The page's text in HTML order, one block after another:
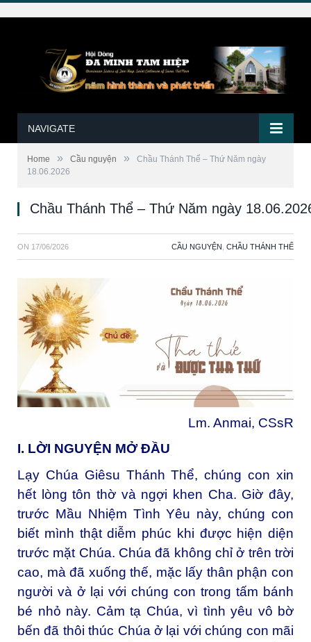
NAVIGATE
Home » Cầu nguyện »
Chầu Thánh Thể – Thứ Năm ngày
18.06.2026
Chầu Thánh Thể – Thứ Năm ngày
ON 17/06/2026 CẦU NGUYỆN CHẦU THÁNH THỂ
Lm. Anmai, CSsR
I. LỜI NGUYỆN MỞ ĐẦU
Lạy Chúa Giêsu Thánh Thể, chúng con xin
hết lòng tôn thờ và ngợi khen Cha. Giờ đây,
trước Mầu Nhiệm Tình Yêu này, chúng con
biết mình thật diễm phúc khi được hiện diện
trước mặt Chúa. Chúa đã không chỉ ở trên trời
cao, mà đã xuống thế, mặc lấy thân phận con
người và ở lại với chúng con trong tấm bánh
bé nhỏ này. Cảm tạ Chúa, vì tình yêu vô bờ
bến đã thôi thúc Chúa ở lại với chúng con mãi